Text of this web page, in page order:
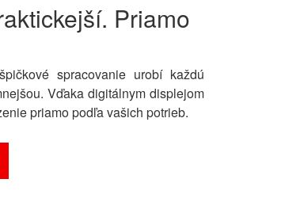
Priamo
spracovanie urobí každú
Vďaka digitálnym displejom
priamo podľa vašich potrieb.